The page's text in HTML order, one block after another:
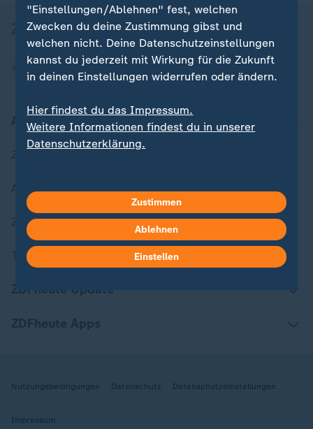
Aktuell bei ZDFheute
Aktuelle Sendungs-Videos
ZDFheute Stories
Themen im Überblick
ZDFheute Update
Nutzungsbedingungen Datenschutz Datenschutzeinstellungen
Impressum
"Einstellungen/Ablehnen" fest, welchen
Zwecken du deine Zustimmung gibst und
welchen nicht. Deine Datenschutzeinstellungen
kannst du jederzeit mit Wirkung für die Zukunft
in deinen Einstellungen widerrufen oder ändern.
Hier findest du das Impressum.
Weitere Informationen findest du in unserer
Datenschutzerklärung.
Zustimmen
Ablehnen
Einstellen